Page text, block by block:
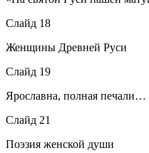
Слайд 18
Женщины Древней Руси
Слайд 19
Ярославна, полная печали…
Слайд 21
Поэзия женской души